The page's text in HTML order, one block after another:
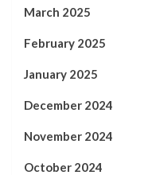
March 2025
February 2025
January 2025
December 2024
November 2024
October 2024